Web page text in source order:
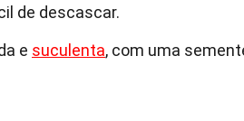
de descascar.
e suculenta, com uma